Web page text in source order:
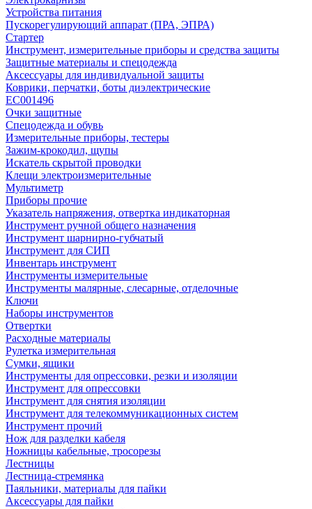
Устройства питания
Пускорегулирующий аппарат (ПРА, ЭПРА)
Стартер
Инструмент, измерительные приборы и средства защиты
Защитные материалы и спецодежда
Аксессуары для индивидуальной защиты
Коврики, перчатки, боты диэлектрические
EC001496
Очки защитные
Спецодежда и обувь
Измерительные приборы, тестеры
Зажим-крокодил, щупы
Искатель скрытой проводки
Клещи электроизмерительные
Мультиметр
Приборы прочие
Указатель напряжения, отвертка индикаторная
Инструмент ручной общего назначения
Инструмент шарнирно-губчатый
Инструмент для СИП
Инвентарь инструмент
Инструменты измерительные
Инструменты малярные, слесарные, отделочные
Ключи
Наборы инструментов
Отвертки
Расходные материалы
Рулетка измерительная
Сумки, ящики
Инструменты для опрессовки, резки и изоляции
Инструмент для опрессовки
Инструмент для снятия изоляции
Инструмент для телекоммуникационных систем
Инструмент прочий
Нож для разделки кабеля
Ножницы кабельные, тросорезы
Лестницы
Лестница-стремянка
Паяльники, материалы для пайки
Аксессуары для пайки